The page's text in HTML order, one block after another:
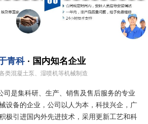
青科· 国内知名企业
类混凝土泵、湿喷机等机械制造
司是集科研、生产、销售及售后服务的专业
设备的企业，公司以人为本，科技兴企，广
极引进国内外先进技术，采用更新工艺和科